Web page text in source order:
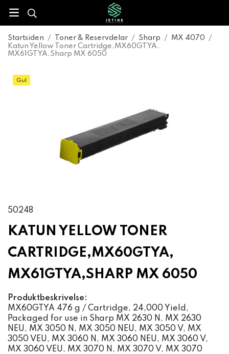
Startsiden / Toner & Reservdelar / Sharp / MX 4070
/
Katun Yellow Toner Cartridge,MX60GTYA,
MX61GTYA,Sharp MX 6050
Gul
50248
KATUN YELLOW TONER
CARTRIDGE,MX60GTYA,
MX61GTYA,SHARP MX 6050
Produktbeskrivelse:
MX60GTYA 476 g / Cartridge, 24,000 Yield,
Packaged for use in Sharp MX 2630 N, MX 2630
NEU, MX 3050 N, MX 3050 NEU, MX 3050 V, MX
3050 VEU, MX 3060 N, MX 3060 NEU, MX 3060 V,
MX 3060 VEU, MX 3070 N, MX 3070 V, MX 3070